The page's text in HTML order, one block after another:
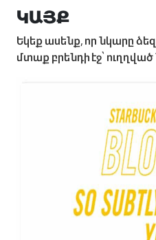
ԿԱՅՔ
Եկեք ասենք, որ նկարը
մտաք բրենդի էջ՝